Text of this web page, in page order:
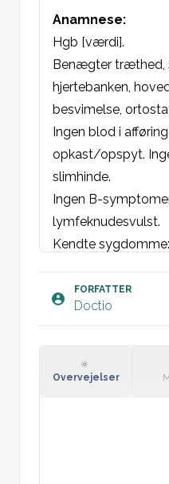
Anamnese:
Hgb [værdi].
Benægter træthed,
hjertebanken,
besvimelse,
Ingen blod i
opkast/opspyt.
slimhinde.
Ingen B-
lymfeknudesvulst.
Kendte
Menstruation:
[antal bind /
ET: Normal.
FORFATTER
Doctio
Overvejelser